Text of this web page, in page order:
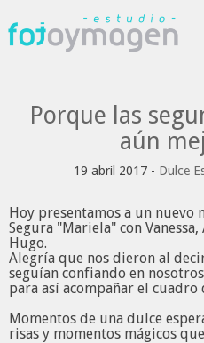
Porque las
aún
19 abril 2017 - Dulce
Hoy presentamos a un
Segura "Mariela" con Vanessa,
Hugo.
Alegría que nos dieron al
seguían confiando en
para así acompañar el cuadro
Momentos de una dulce
risas y momentos mágicos